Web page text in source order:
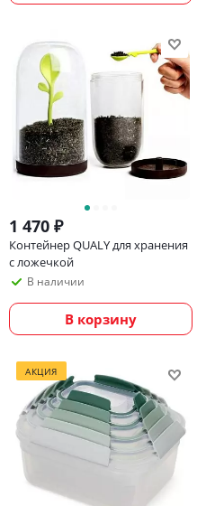
1 470 ₽
Контейнер QUALY для хранения
с ложечкой
В наличии
В корзину
АКЦИЯ